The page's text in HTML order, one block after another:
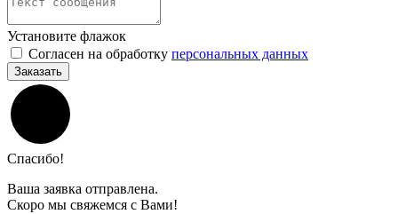
Установите флажок
Согласен на обработку персональных данных
Заказать
Спасибо!
Ваша заявка отправлена.
Скоро мы свяжемся с Вами!